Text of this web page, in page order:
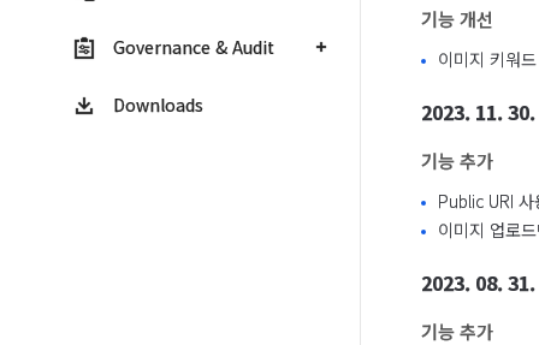
Governance & Audit
Downloads
기능 개선
이미지 키워
2023. 11. 30.
기능 추가
Public URI
이미지 업로
2023. 08. 31.
기능 추가